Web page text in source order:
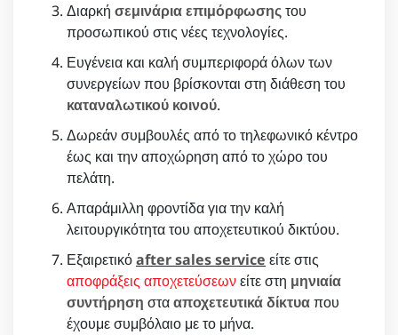
Διαρκή σεμινάρια επιμόρφωσηςτου
προσωπικού στις νέες τεχνολογίες.
Ευγένεια και καλή συμπεριφορά όλων των
συνεργείων που βρίσκονται στη διάθεση του
καταναλωτικού κοινού.
Δωρεάν συμβουλές από το τηλεφωνικό κέντρο
έως και την αποχώρηση από το χώρο του
πελάτη.
Απαράμιλλη φροντίδα για την καλή
λειτουργικότητα του αποχετευτικού δικτύου.
Εξαιρετικόafter sales service είτε στις
αποφράξεις αποχετεύσεωνείτε στη μηνιαία
συντήρηση στααποχετευτικά δίκτυαπου
έχουμε συμβόλαιο με το μήνα.